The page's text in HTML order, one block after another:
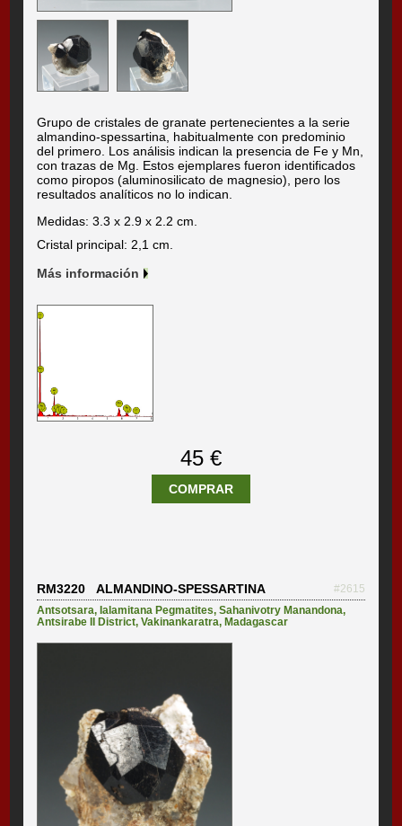
Grupo de cristales de granate pertenecientes a la serie
almandino-spessartina, habitualmente con predominio
del primero. Los análisis indican la presencia de Fe y Mn,
con trazas de Mg. Estos ejemplares fueron identificados
como piropos (aluminosilicato de magnesio), pero los
resultados analíticos no lo indican.
Medidas: 3.3 x 2.9 x 2.2 cm.
Cristal principal: 2,1 cm.
Más información
45 €
COMPRAR
RM3220 ALMANDINO-SPESSARTINA
#2615
Antsotsara, Ialamitana Pegmatites,Sahanivotry Manandona,
Antsirabe II District,Vakinankaratra, Madagascar